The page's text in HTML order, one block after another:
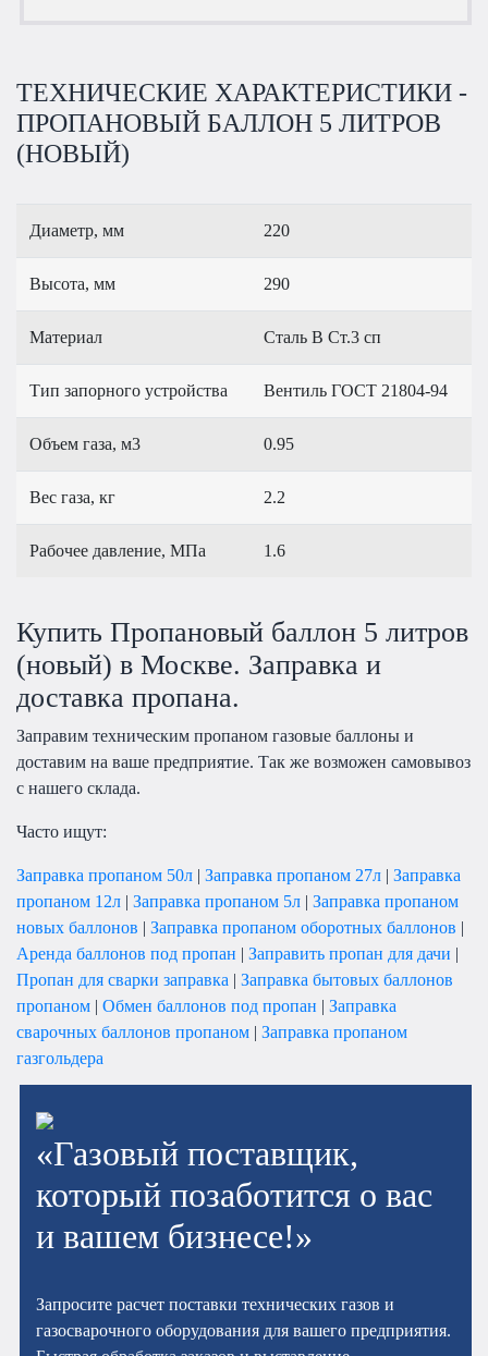
ТЕХНИЧЕСКИЕ ХАРАКТЕРИСТИКИ -
ПРОПАНОВЫЙ БАЛЛОН 5 ЛИТРОВ
(НОВЫЙ)
Диаметр, мм 220
Высота, мм 290
Материал Сталь В Ст.3 сп
Тип запорного устройства Вентиль ГОСТ 21804-94
Объем газа, м3 0.95
Вес газа, кг 2.2
Рабочее давление, МПа 1.6
Купить Пропановый баллон 5 литров
(новый) в Москве. Заправка и
доставка пропана.
Заправим техническим пропаном газовые баллоны и
доставим на ваше предприятие. Так же возможен самовывоз
с нашего склада.
Часто ищут:
Заправка пропаном 50л | Заправка пропаном 27л | Заправка
пропаном 12л | Заправка пропаном 5л | Заправка пропаном
новых баллонов | Заправка пропаном оборотных баллонов |
Аренда баллонов под пропан | Заправить пропан для дачи |
Пропан для сварки заправка | Заправка бытовых баллонов
пропаном | Обмен баллонов под пропан | Заправка
сварочных баллонов пропаном | Заправка пропаном
газгольдера
«Газовый поставщик,
который позаботится о вас
и вашем бизнесе!»
Запросите расчет поставки технических газов и
газосварочного оборудования для вашего предприятия.